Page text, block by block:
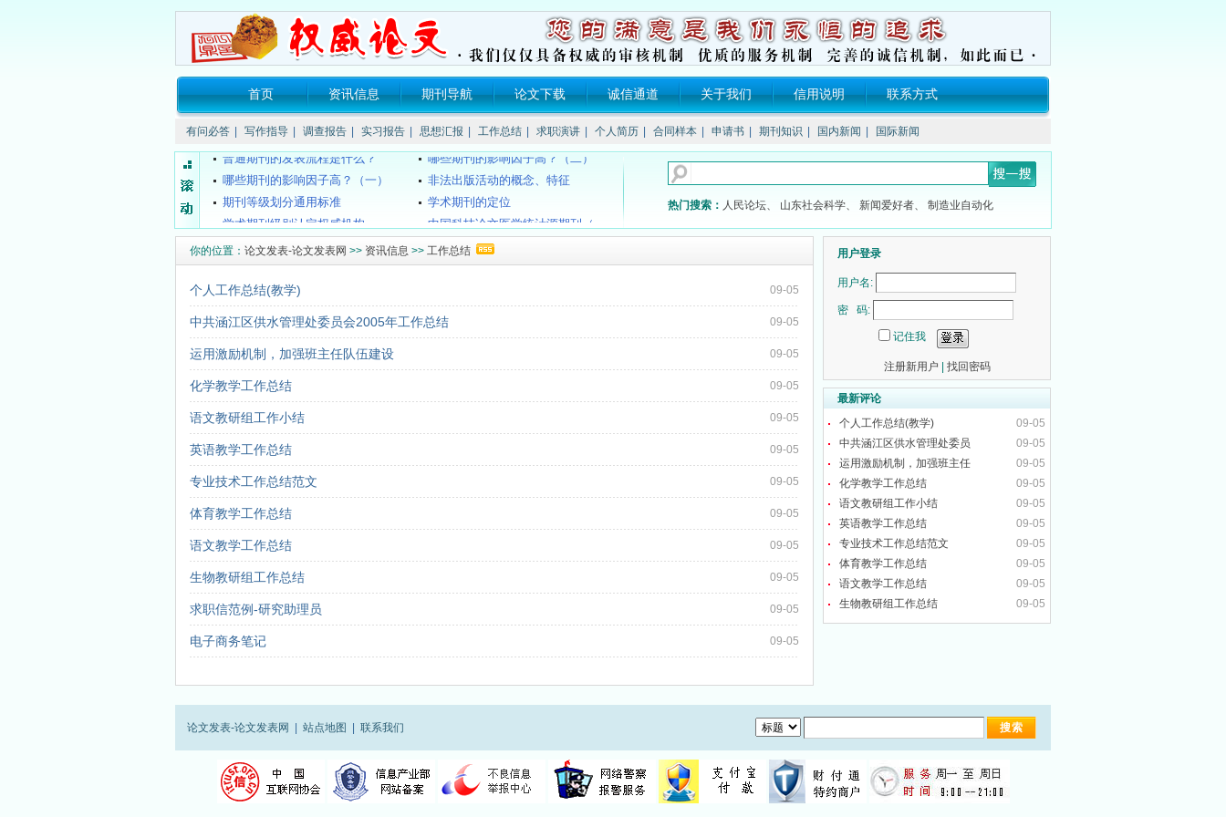
首页 资讯信息 期刊导航 论文下载 诚信通道 关于我们 信用说明 联系方式
有问必答 写作指导 调查报告 实习报告 思想汇报 工作总结 求职演讲 个人简历 合同样本 申请书 期刊知识 国内新闻 国际新闻
关于所谓的“中国消费网（xao...
《SCI》、《EI》、《ISTP》、...
要投稿的话要注明哪些信息？
核心期刊的发表流程是什么？
非法出版活动的概念、特征
什么叫双核心期刊
国家级医学期刊目录
4种组织工程期刊新进入SCI
SCI和SCI-E的区别？
都市学生教育故事：我想成为坐...
关于所谓的“中国消费网（xao...
《SCI》、《EI》、《ISTP》、...
要投稿的话要注明哪些信息？
普通期刊的发表流程是什么？
哪些期刊的影响因子高？（二）
哪些期刊的影响因子高？（一）
期刊等级划分通用标准
学术期刊级别认定权威机构
中国科技论文医学统计源期刊（...
什么叫双核心期刊
4种组织工程期刊新进入SCI
什么是CSCD期刊？
《中文核心期刊要目总览》200...
都市学生教育故事：我想成为坐...
热门搜索： 人民论坛、 山东社会科学、 新闻爱好者、 制造业自动化
你的位置： 论文发表-论文发表网 >> 资讯信息 >> 工作总结
09-05
个人工作总结(教学)
09-05
中共涵江区供水管理处委员会2005年工作总结
09-05
运用激励机制，加强班主任队伍建设
09-05
化学教学工作总结
09-05
语文教研组工作小结
09-05
英语教学工作总结
09-05
专业技术工作总结范文
09-05
体育教学工作总结
09-05
语文教学工作总结
09-05
生物教研组工作总结
09-05
求职信范例-研究助理员
09-05
电子商务笔记
用户登录
用户名:
密 码:
记住我
注册新用户 找回密码
最新评论
09-05
个人工作总结(教学)
09-05
中共涵江区供水管理处委员
09-05
运用激励机制，加强班主任
09-05
化学教学工作总结
09-05
语文教研组工作小结
09-05
英语教学工作总结
09-05
专业技术工作总结范文
09-05
体育教学工作总结
09-05
语文教学工作总结
09-05
生物教研组工作总结
论文发表-论文发表网 站点地图 联系我们